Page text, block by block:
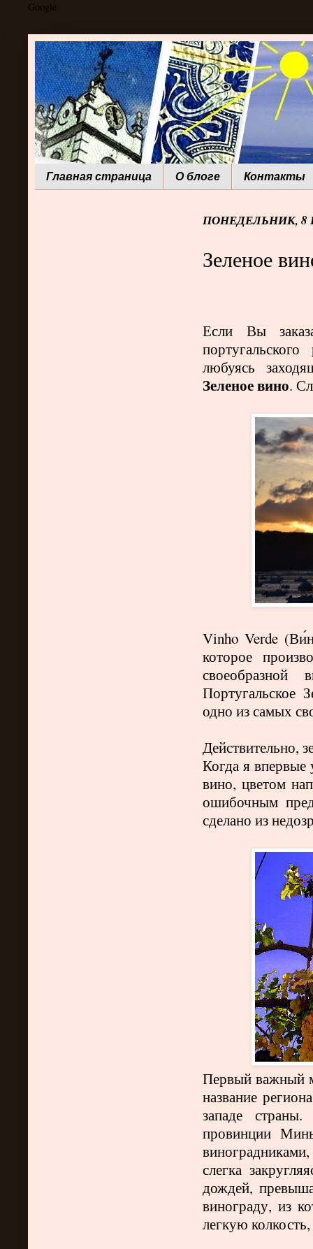
Google
Главная страница О блоге Контакты
ПОНЕДЕЛЬНИК, 8
Зеленое
Если Вы
любуясь
Зеленое вино.
Vinho Verde
которое
своеобразной
Португальское
одно из самых
Действительно,
Когда я впервые
вино, цветом
ошибочным
сделано из
Первый важный
название
западе
провинции
слегка
дождей,
винограду, из
легкую